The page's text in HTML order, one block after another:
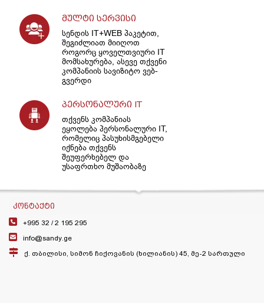
მულტი სერვისი
სენდის IT+WEB პაკეტით,
შეგიძლიათ მიიღოთ
როგორც ყოველთვიური IT
მომსახურება, ასევე თქვენი
კომპანიის სავიზიტო ვებ-
გვერდი
პერსონალური IT
თქვენს კომპანიას
ეყოლება პერსონალური IT,
რომელიც პასუხისმგებელი
იქნება თქვენს
შეუფერხებელ და
უსაფრთხო მუშაობაზე
ᲙᲝᲜᲢᲐᲥᲢᲘ
+995 32 /2 195 295
info@sandy.ge
ქ. თბილისი, სიმონ ჩიქოვანის (ხილიანის) 45, მე-2 სართული